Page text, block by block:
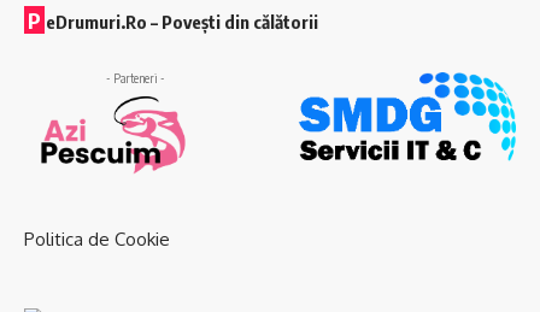
P eDrumuri.Ro – Povești din călătorii
- Parteneri -
Politica de Cookie